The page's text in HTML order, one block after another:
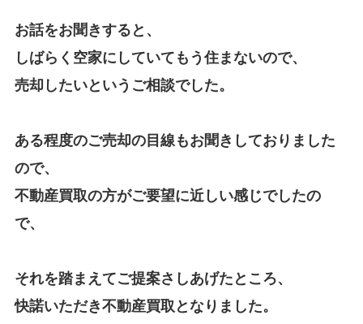
お話をお聞きすると、
しばらく空家にしていてもう住まないので、
売却したいというご相談でした。
ある程度のご売却の目線もお聞きしておりました
ので、
不動産買取の方がご要望に近しい感じでしたの
で、
それを踏まえてご提案さしあげたところ、
快諾いただき不動産買取となりました。